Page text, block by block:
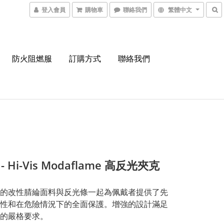
登入會員 購物車 聯絡我們 繁體中文
防火阻燃服 訂購方式
聯絡我們
Hi-Vis Modaflame 高反光夾克
改性腈綸面料與反光條一起為佩戴者提供了先
和在危險情況下的全面保護。增強的設計滿足
嚴格要求。